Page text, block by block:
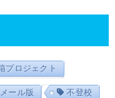
プロジェクト
メール版 不登校